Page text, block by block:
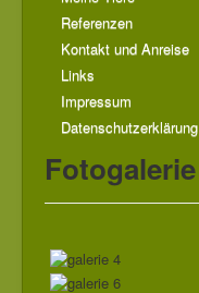
Referenzen
Kontakt und Anreise
Links
Impressum
Datenschutzerklärung
Fotogalerie